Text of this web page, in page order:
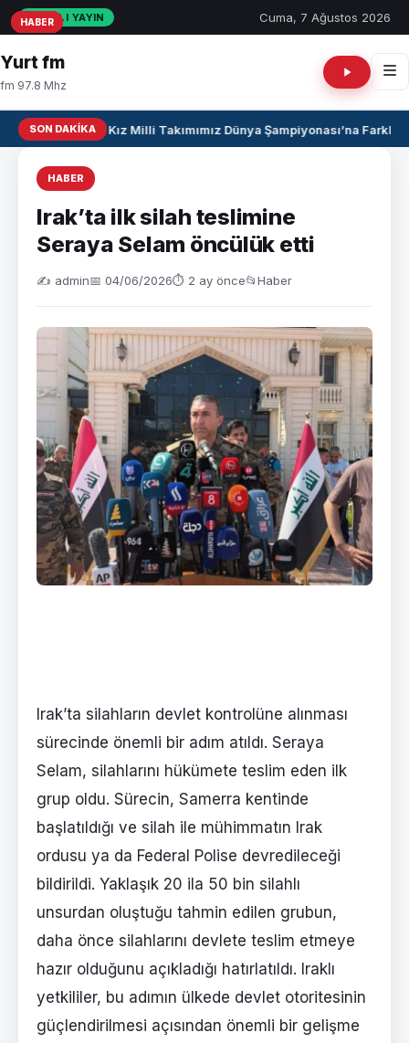
CANLI YAYIN Cuma, 7 Ağustos 2026
Yurt fm
fm 97.8 Mhz
SON DAKIKAU17 Kız Milli Takımımız Dünya Şampiyonası’na Farklı
HABER
Irak’ta ilk silah teslimine
Seraya Selam öncülük etti
✍️ admin📅 04/06/2026⏱ 2 ay önce📂Haber
Irak’ta silahların devlet kontrolüne alınması
sürecinde önemli bir adım atıldı. Seraya
Selam, silahlarını hükümete teslim eden ilk
grup oldu. Sürecin, Samerra kentinde
başlatıldığı ve silah ile mühimmatın Irak
ordusu ya da Federal Polise devredileceği
bildirildi. Yaklaşık 20 ila 50 bin silahlı
unsurdan oluştuğu tahmin edilen grubun,
daha önce silahlarını devlete teslim etmeye
hazır olduğunu açıkladığı hatırlatıldı. Iraklı
yetkililer, bu adımın ülkede devlet otoritesinin
güçlendirilmesi açısından önemli bir gelişme
HABER
HABER
HABER